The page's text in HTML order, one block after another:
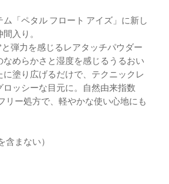
「ペタル フロート アイズ」に新し
入り。
弾力を感じるレアタッチパウダー
めらかさと湿度を感じるうるおい
塗り広げるだけで、テクニックレ
ロッシーな目元に。自然由来指数
リー処方で、軽やかな使い心地にも
含まない）